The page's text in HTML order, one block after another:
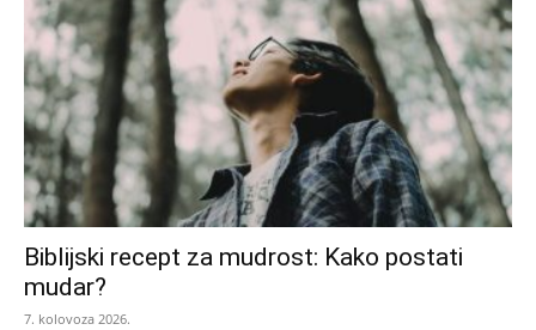
Biblijski recept za mudrost: Kako postati
mudar?
7. kolovoza 2026.